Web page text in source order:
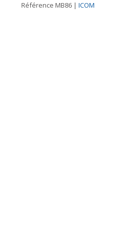
Référence MB86 | ICOM